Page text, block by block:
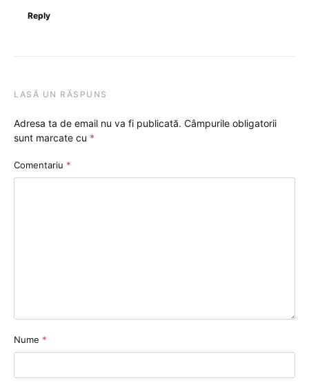
Reply
LASĂ UN RĂSPUNS
Adresa ta de email nu va fi publicată. Câmpurile obligatorii
sunt marcate cu *
Comentariu *
Nume *